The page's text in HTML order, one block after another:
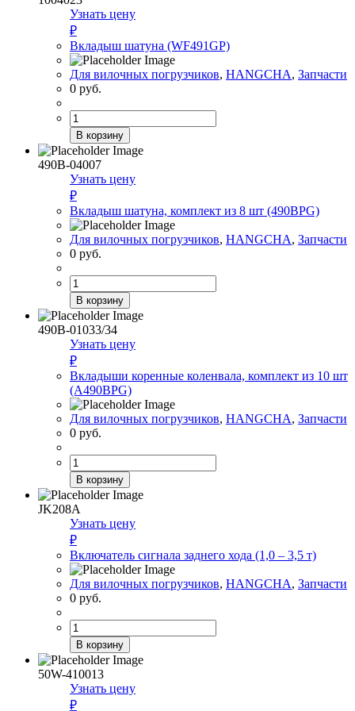
мачты
(2,0
–
3,5
т)
Узнать цену
₽
Вкладыш шатуна (WF491GP)
Для вилочных погрузчиков, HANGCHA, Запчасти
0 руб.
Количество
товара
Вкладыш
шатуна
(WF491GP)
В корзину
490B-04007
Узнать цену
₽
Вкладыш шатуна, комплект из 8 шт (490BPG)
Для вилочных погрузчиков, HANGCHA, Запчасти
0 руб.
Количество
товара
Вкладыш
шатуна,
комплект
из
8
шт
(490BPG)
В корзину
490B-01033/34
Узнать цену
₽
Вкладыши коренные коленвала, комплект из 10 шт
(A490BPG)
Для вилочных погрузчиков, HANGCHA, Запчасти
0 руб.
Количество
товара
Вкладыши
коренные
коленвала,
комплект
из
10
шт
(A490BPG)
В корзину
JK208A
Узнать цену
₽
Включатель сигнала заднего хода (1,0 – 3,5 т)
Для вилочных погрузчиков, HANGCHA, Запчасти
0 руб.
Количество
товара
Включатель
сигнала
заднего
хода
В корзину
50W-410013
Узнать цену
₽